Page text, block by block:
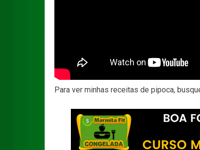
Para ver minhas receitas de pipoca,